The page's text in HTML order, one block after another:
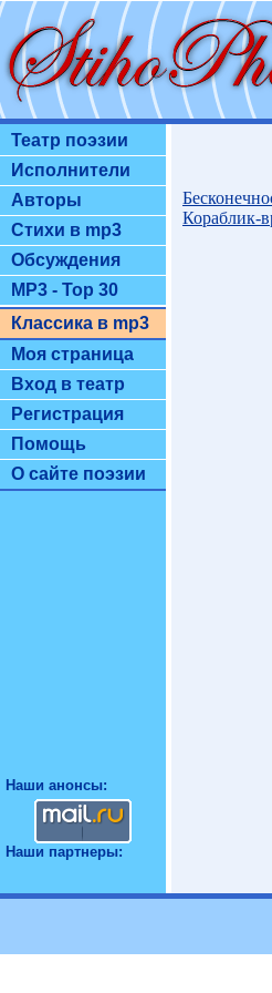
Театр поэзии
Исполнители
Авторы
Стихи в mp3
Обсуждения
MP3 - Top 30
Классика в mp3
Моя страница
Вход в театр
Регистрация
Помощь
О сайте поэзии
Наши анонсы:
Наши партнеры:
Кораблик-